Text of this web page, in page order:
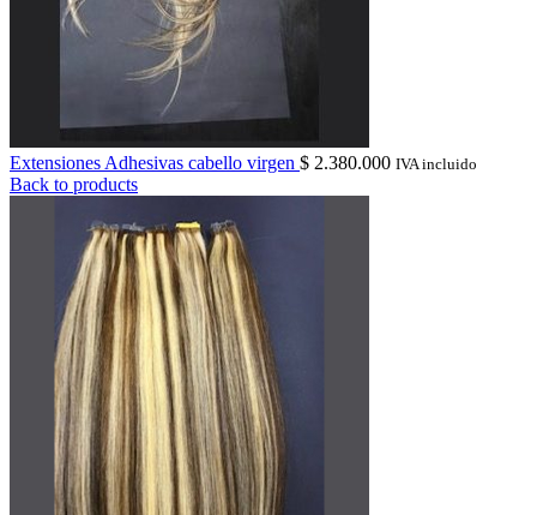
Extensiones Adhesivas cabello virgen $ 2.380.000 IVA incluido
Back to products